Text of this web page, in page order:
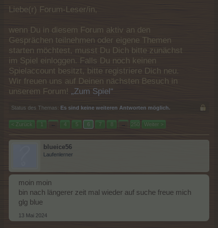
Liebe(r) Forum-Leser/in,
wenn Du in diesem Forum aktiv an den
Gesprächen teilnehmen oder eigene Themen
starten möchtest, musst Du Dich bitte zunächst
im Spiel einloggen. Falls Du noch keinen
Spielaccount besitzt, bitte registriere Dich neu.
Wir freuen uns auf Deinen nächsten Besuch in
unserem Forum! „Zum Spiel“
Status des Themas: Es sind keine weiteren Antworten möglich.
< Zurück 1 ← 4 5 6 7 8 → 250 Weiter >
blueice56
Laufenlerner
moin moin
bin nach längerer zeit mal wieder auf suche freue mich
glg blue
13 Mai 2024